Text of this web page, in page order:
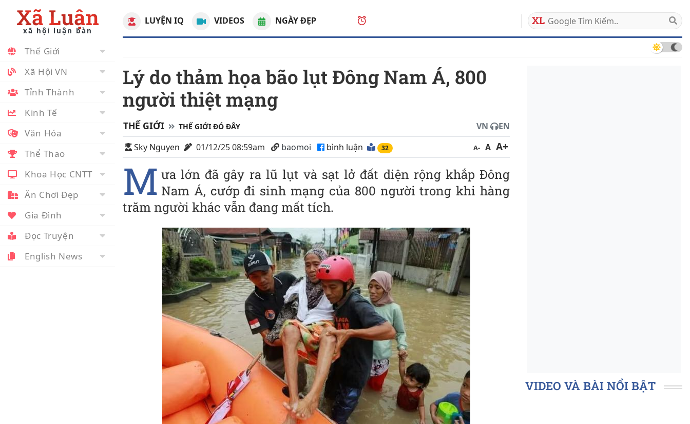
Xã Luận
xã hội luận bàn
Thế Giới
Xã Hội VN
Tỉnh Thành
Kinh Tế
Văn Hóa
Thể Thao
Khoa Học CNTT
Ăn Chơi Đẹp
Gia Đình
Đọc Truyện
English News
LUYỆN IQ VIDEOS NGÀY ĐẸP
Lý do thảm họa bão lụt Đông Nam Á, 800
người thiệt mạng
THẾ GIỚI THẾ GIỚI ĐÓ ĐÂY VN
EN
Sky Nguyen
01/12/25 08:59am baomoi bình luận 39 A- A A+
M ưa lớn đã gây ra lũ lụt và sạt lở đất diện rộng khắp Đông
Nam Á, cướp đi sinh mạng của 800 người trong khi hàng
trăm người khác vẫn đang mất tích.
VIDEO VÀ BÀI NỔI BẬT